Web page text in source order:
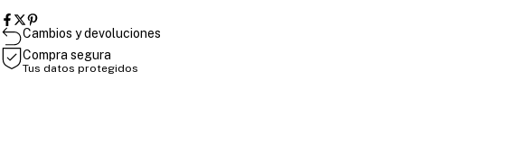
Cambios y devoluciones
Compra segura
Tus datos protegidos